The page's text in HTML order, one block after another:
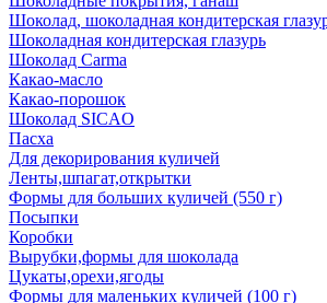
Шоколад, шоколадная кондитерская
Шоколадная кондитерская глазурь
Шоколад Carma
Какао-масло
Какао-порошок
Шоколад SICAO
Пасха
Для декорирования куличей
Ленты,шпагат,открытки
Формы для больших куличей (550 г)
Посыпки
Коробки
Вырубки,формы для шоколада
Цукаты,орехи,ягоды
Формы для маленьких куличей (100 г)